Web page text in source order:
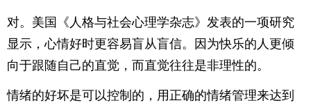
对。美国《人格与社会心理学杂志》发表的一项研究
显示，心情好时更容易盲从盲信。因为快乐的人更倾
向于跟随自己的直觉，而直觉往往是非理性的。
情绪的好坏是可以控制的，用正确的情绪管理来达到